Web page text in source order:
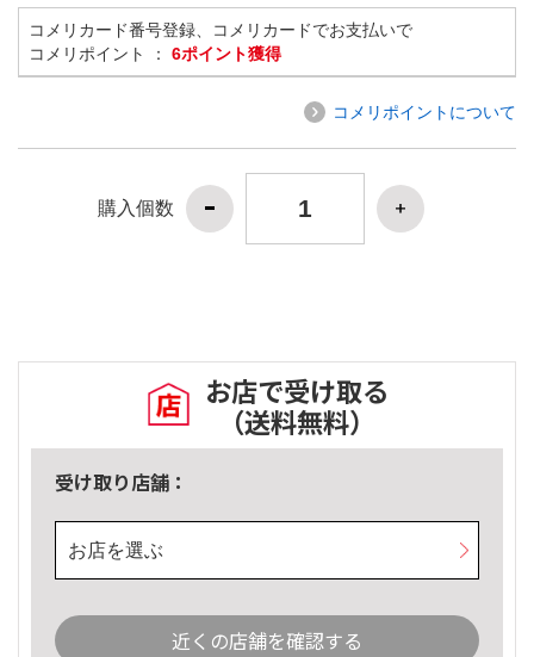
コメリカード番号登録、コメリカードでお支払いで
コメリポイント ： 6ポイント獲得
コメリポイントについて
購入個数
お店で受け取る
（送料無料）
受け取り店舗：
お店を選ぶ
近くの店舗を確認する